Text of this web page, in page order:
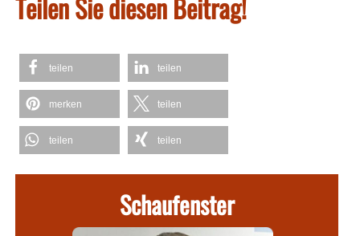
Teilen Sie diesen Beitrag!
teilen teilen
merken teilen
teilen teilen
Schaufenster